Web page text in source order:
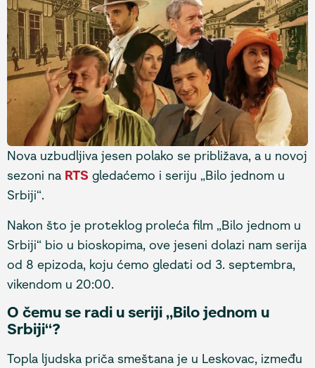
Nova uzbudljiva jesen polako se približava, a u novoj
sezoni na RTS gledaćemo i seriju „Bilo jednom u
Srbiji“.
Nakon što je proteklog proleća film „Bilo jednom u
Srbiji“ bio u bioskopima, ove jeseni dolazi nam serija
od 8 epizoda, koju ćemo gledati od 3. septembra,
vikendom u 20:00.
O čemu se radi u seriji „Bilo jednom u
Srbiji“?
Topla ljudska priča smeštana je u Leskovac, između